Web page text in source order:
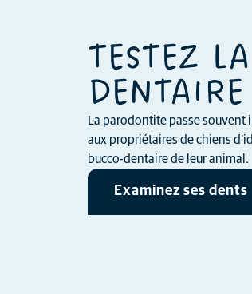
TESTEZ
La parodontite passe souvent
aux propriétaires de chiens
bucco-dentaire de leur animal.
Examinez ses dents